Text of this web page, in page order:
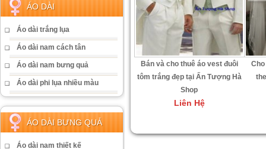
ÁO DÀI
Áo dài trắng lụa
Áo dài nam cách tân
Áo dài nam bưng quả
Áo dài phi lụa nhiều màu
ÁO DÀI BƯNG QUẢ
Áo dài nam thiết kế
Bán và cho thuê áo vest đuôi
tôm trắng đẹp tại Ấn Tượng Hà
Shop
Liên Hệ